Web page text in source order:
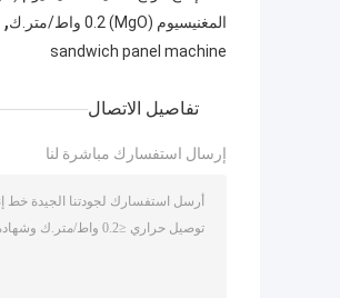
المغنيسيوم (MgO) 0.2 واط/متر.ك
,
sandwich panel machine
تفاصيل الاتصال
إرسال استفسارك مباشرة لنا